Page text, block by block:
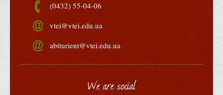
(0432) 55-04-06
vtei@vtei.edu.ua
abiturient@vtei.edu.ua
We are social